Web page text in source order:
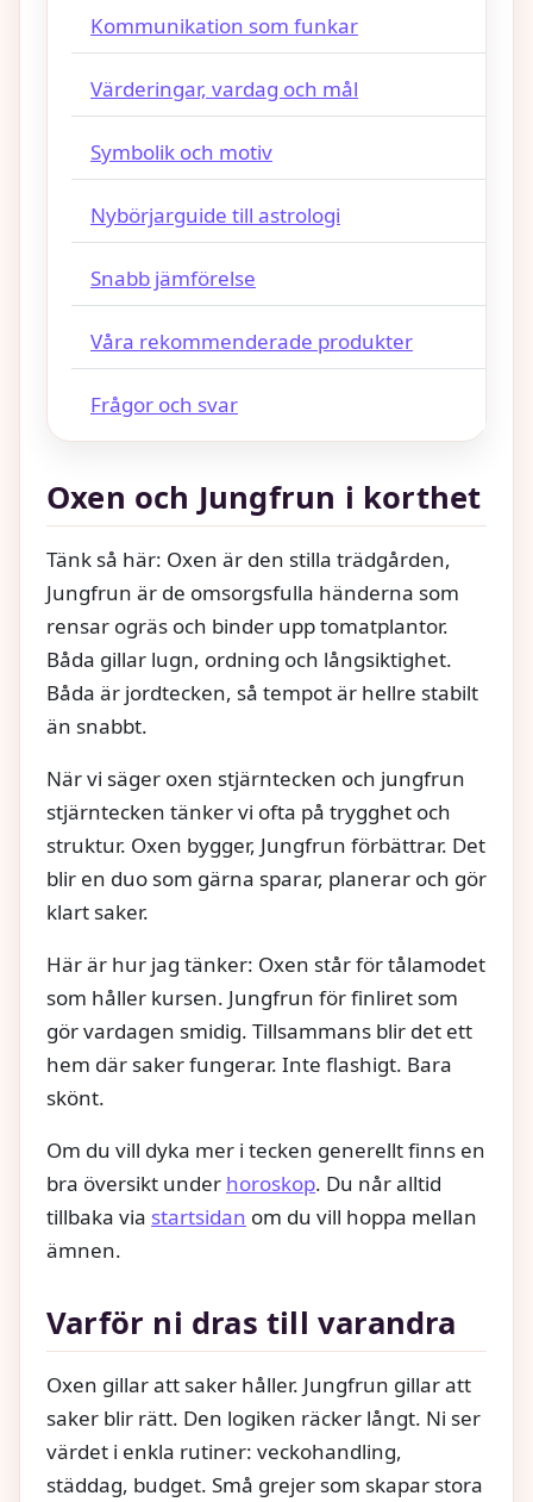
Kommunikation som funkar
Värderingar, vardag och mål
Symbolik och motiv
Nybörjarguide till astrologi
Snabb jämförelse
Våra rekommenderade produkter
Frågor och svar
Oxen och Jungfrun i korthet
Tänk så här: Oxen är den stilla trädgården,
Jungfrun är de omsorgsfulla händerna som
rensar ogräs och binder upp tomatplantor.
Båda gillar lugn, ordning och långsiktighet.
Båda är jordtecken, så tempot är hellre stabilt
än snabbt.
När vi säger oxen stjärntecken och jungfrun
stjärntecken tänker vi ofta på trygghet och
struktur. Oxen bygger, Jungfrun förbättrar. Det
blir en duo som gärna sparar, planerar och gör
klart saker.
Här är hur jag tänker: Oxen står för tålamodet
som håller kursen. Jungfrun för finliret som
gör vardagen smidig. Tillsammans blir det ett
hem där saker fungerar. Inte flashigt. Bara
skönt.
Om du vill dyka mer i tecken generellt finns en
bra översikt under horoskop. Du når alltid
tillbaka via startsidan om du vill hoppa mellan
ämnen.
Varför ni dras till varandra
Oxen gillar att saker håller. Jungfrun gillar att
saker blir rätt. Den logiken räcker långt. Ni ser
värdet i enkla rutiner: veckohandling,
städdag, budget. Små grejer som skapar stora